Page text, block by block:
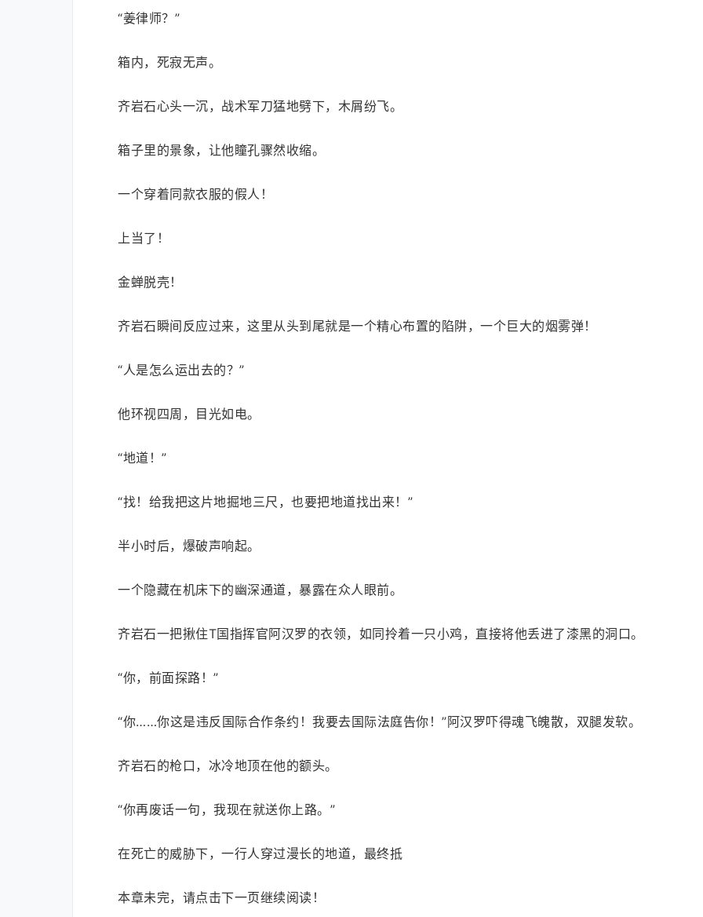
“姜律师？”
箱内，死寂无声。
齐岩石心头一沉，战术军刀猛地劈下，木屑纷飞。
箱子里的景象，让他瞳孔骤然收缩。
一个穿着同款衣服的假人！
上当了！
金蝉脱壳！
齐岩石瞬间反应过来，这里从头到尾就是一个精心布置的陷阱，一个巨大的烟雾弹！
“人是怎么运出去的？”
他环视四周，目光如电。
“地道！”
“找！给我把这片地掘地三尺，也要把地道找出来！”
半小时后，爆破声响起。
一个隐藏在机床下的幽深通道，暴露在众人眼前。
齐岩石一把揪住T国指挥官阿汉罗的衣领，如同拎着一只小鸡，直接将他丢进了漆黑的洞口。
“你，前面探路！”
“你……你这是违反国际合作条约！我要去国际法庭告你！”阿汉罗吓得魂飞魄散，双腿发软。
齐岩石的枪口，冰冷地顶在他的额头。
“你再废话一句，我现在就送你上路。”
在死亡的威胁下，一行人穿过漫长的地道，最终抵
本章未完，请点击下一页继续阅读！